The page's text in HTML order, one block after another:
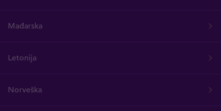
Mađarska
Letonija
Norveška